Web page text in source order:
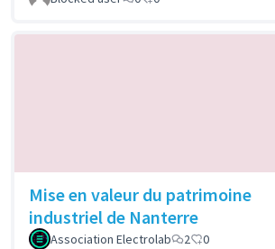
Mise en valeur du patrimoine
industriel de Nanterre
Association Electrolab 2 0